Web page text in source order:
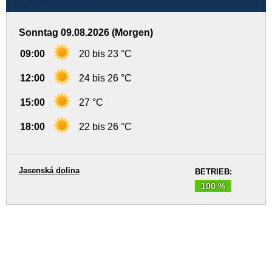
Sonntag 09.08.2026 (Morgen)
09:00 20 bis 23 °C
12:00 24 bis 26 °C
15:00 27 °C
18:00 22 bis 26 °C
BETRIEB:
100 %
Jasenská dolina